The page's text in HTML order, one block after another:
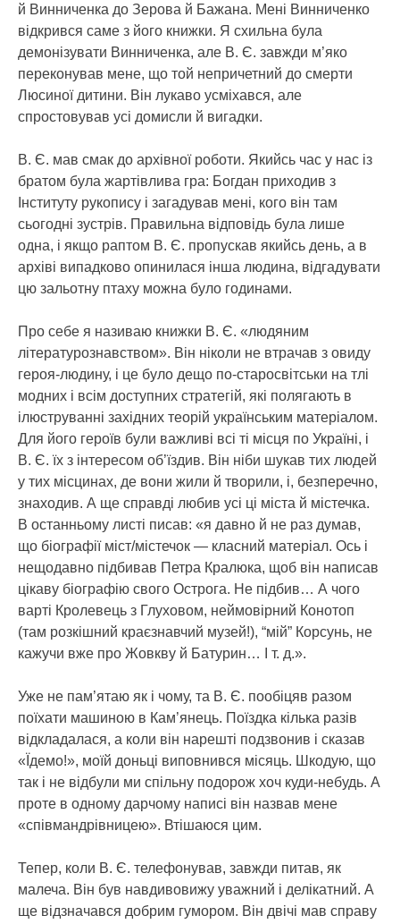
й Винниченка до Зерова й Бажана. Мені Винниченко
відкрився саме з його книжки. Я схильна була
демонізувати Винниченка, але В. Є. завжди м’яко
переконував мене, що той непричетний до смерти
Люсиної дитини. Він лукаво усміхався, але
спростовував усі домисли й вигадки.
В. Є. мав смак до архівної роботи. Якийсь час у нас із
братом була жартівлива гра: Богдан приходив з
Інституту рукопису і загадував мені, кого він там
сьогодні зустрів. Правильна відповідь була лише
одна, і якщо раптом В. Є. пропускав якийсь день, а в
архіві випадково опинилася інша людина, відгадувати
цю зальотну птаху можна було годинами.
Про себе я називаю книжки В. Є. «людяним
літературознавством». Він ніколи не втрачав з овиду
героя-людину, і це було дещо по-старосвітськи на тлі
модних і всім доступних стратегій, які полягають в
ілюструванні західних теорій українським матеріалом.
Для його героїв були важливі всі ті місця по Україні, і
В. Є. їх з інтересом об’їздив. Він ніби шукав тих людей
у тих місцинах, де вони жили й творили, і, безперечно,
знаходив. А ще справді любив усі ці міста й містечка.
В останньому листі писав: «я давно й не раз думав,
що біографії міст/містечок — класний матеріал. Ось і
нещодавно підбивав Петра Кралюка, щоб він написав
цікаву біографію свого Острога. Не підбив… А чого
варті Кролевець з Глуховом, неймовірний Конотоп
(там розкішний краєзнавчий музей!), “мій” Корсунь, не
кажучи вже про Жовкву й Батурин… І т. д.».
Уже не пам’ятаю як і чому, та В. Є. пообіцяв разом
поїхати машиною в Кам’янець. Поїздка кілька разів
відкладалася, а коли він нарешті подзвонив і сказав
«Їдемо!», моїй доньці виповнився місяць. Шкодую, що
так і не відбули ми спільну подорож хоч куди-небудь. А
проте в одному дарчому написі він назвав мене
«співмандрівницею». Втішаюся цим.
Тепер, коли В. Є. телефонував, завжди питав, як
малеча. Він був навдивовижу уважний і делікатний. А
ще відзначався добрим гумором. Він двічі мав справу